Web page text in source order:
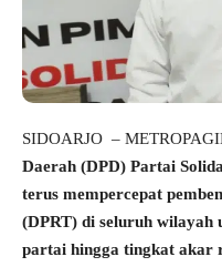
SIDOARJO –
Daerah (DPD) Partai
terus mempercepat
(DPRT) di seluruh
partai hingga tingkat akar